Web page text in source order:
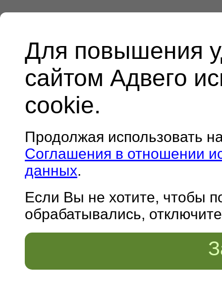
Для повышения
сайтом Адвего
cookie.
Продолжая использовать
Соглашения в отношении
данных.
Если Вы не хотите, чтобы
обрабатывались,